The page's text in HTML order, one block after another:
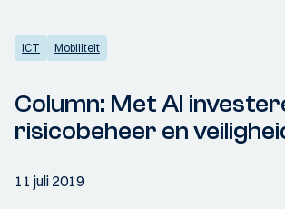
ICT Mobiliteit
Column: Met AI
risicobeheer en
11 juli 2019